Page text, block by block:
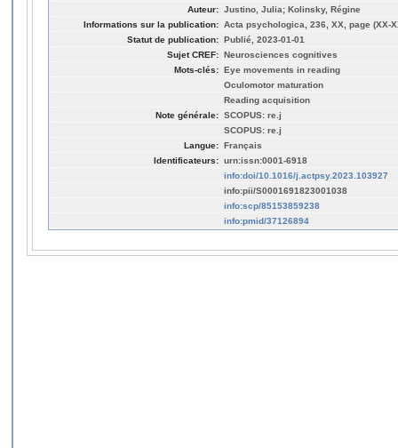
Auteur: Justino, Julia; Kolinsky, Régine
Informations sur la publication: Acta psychologica, 236, XX, page (XX-
Statut de publication: Publié, 2023-01-01
Sujet CREF: Neurosciences cognitives
Mots-clés: Eye movements in reading
Oculomotor maturation
Reading acquisition
Note générale: SCOPUS: re.j
SCOPUS: re.j
Langue: Français
Identificateurs: urn:issn:0001-6918
info:doi/10.1016/j.actpsy.2023.103927
info:pii/S0001691823001038
info:scp/85153859238
info:pmid/37126894